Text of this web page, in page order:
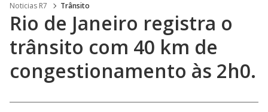
Noticias R7 Trânsito
Rio de Janeiro registra o
trânsito com 40 km de
congestionamento às 2h0.